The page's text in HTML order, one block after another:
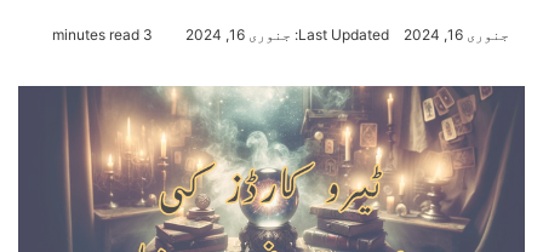
جنوری 16, 2024 Last Updated: جنوری 16, 2024